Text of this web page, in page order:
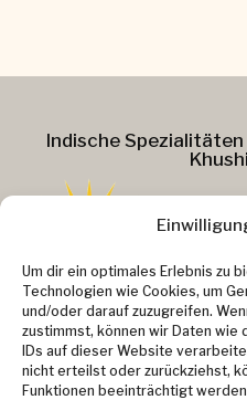
Um dir ein optimales Erlebnis zu
Technologien wie Cookies, um
und/oder darauf zuzugreifen.
zustimmst, können wir Daten
IDs auf dieser Website
nicht erteilst oder zurückziehst,
Funktionen beeinträchtigt
Indische
Email: